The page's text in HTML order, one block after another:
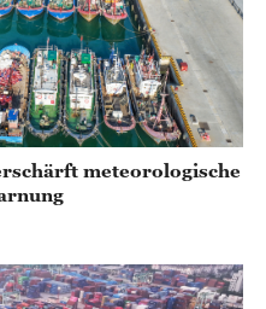
meteorologische